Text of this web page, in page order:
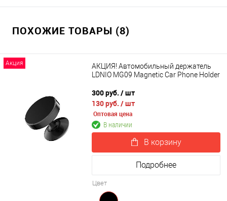
ПОХОЖИЕ ТОВАРЫ (8)
Акция
АКЦИЯ! Автомобильный держатель
LDNIO MG09 Magnetic Car Phone Holder
300 руб. / шт
130 руб. / шт
Оптовая цена
В наличии
В корзину
Подробнее
Цвет